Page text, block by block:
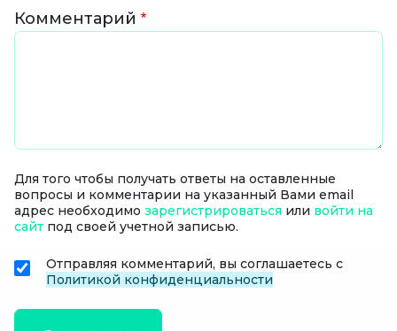
Комментарий
Для того чтобы получать ответы на оставленные
вопросы и комментарии на указанный Вами email
адрес необходимо зарегистрироваться или войти на
сайт под своей учетной записью.
Отправляя комментарий, вы соглашаетесь с
Политикой конфиденциальности